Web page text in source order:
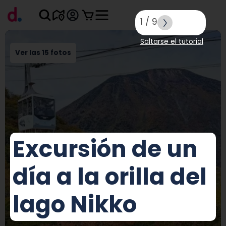
Ver las 15 fotos
Excursión de un
día a la orilla del
lago Nikko
1 / 9
Saltarse el tutorial